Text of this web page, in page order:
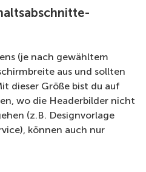
(je nach gewähltem
aus und sollten
dieser Größe bist du auf
wo die Headerbilder nicht
(z.B. Designvorlage
können auch nur